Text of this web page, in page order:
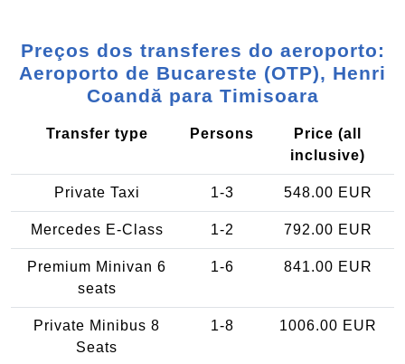
Preços dos transferes do aeroporto:
Aeroporto de Bucareste (OTP), Henri
Coandă para Timisoara
Transfer type Persons
Price (all
inclusive)
Private Taxi 1-3 548.00 EUR
Mercedes E-Class 1-2 792.00 EUR
Premium Minivan 6
seats
1-6 841.00 EUR
Private Minibus 8
Seats
1-8 1006.00 EUR